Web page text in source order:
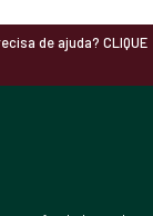
de ajuda? CLIQUE